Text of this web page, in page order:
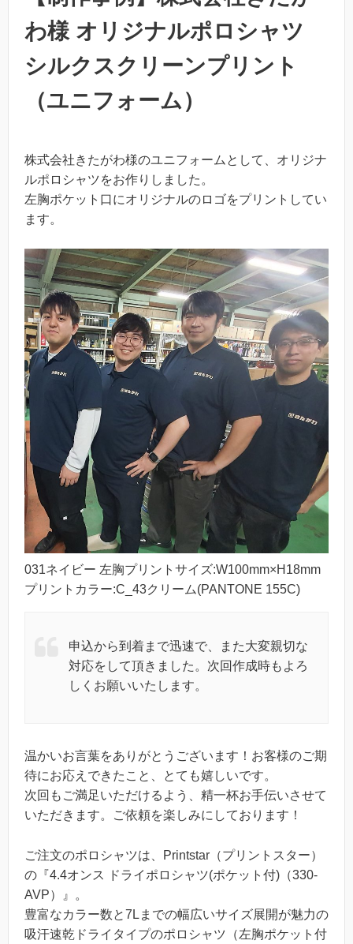
わ様 オリジナルポロシャツ
シルクスクリーンプリント
（ユニフォーム）
株式会社きたがわ様のユニフォームとして、オリジナ
ルポロシャツをお作りしました。
左胸ポケット口にオリジナルのロゴをプリントしてい
ます。
031ネイビー 左胸プリントサイズ:W100mm×H18mm
プリントカラー:C_43クリーム(PANTONE 155C)
申込から到着まで迅速で、また大変親切な
対応をして頂きました。次回作成時もよろ
しくお願いいたします。
温かいお言葉をありがとうございます！お客様のご期
待にお応えできたこと、とても嬉しいです。
次回もご満足いただけるよう、精一杯お手伝いさせて
いただきます。ご依頼を楽しみにしております！
ご注文のポロシャツは、Printstar（プリントスター）
の『4.4オンス ドライポロシャツ(ポケット付)（330-
AVP）』。
豊富なカラー数と7Lまでの幅広いサイズ展開が魅力の
吸汗速乾ドライタイプのポロシャツ（左胸ポケット付